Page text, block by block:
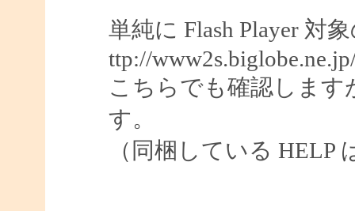
単純に Flash Player 対
ttp://
こちらでも確認しま
す。
（同梱している HELP